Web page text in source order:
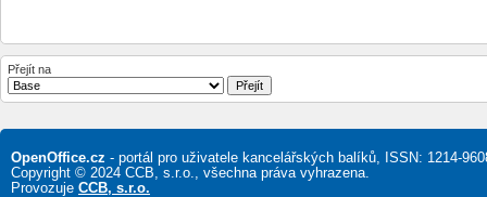
Přejít na
OpenOffice.cz - portál pro uživatele kancelářských balíků, ISSN: 1214-
Copyright © 2024 CCB, s.r.o., všechna práva vyhrazena.
Provozuje CCB, s.r.o.